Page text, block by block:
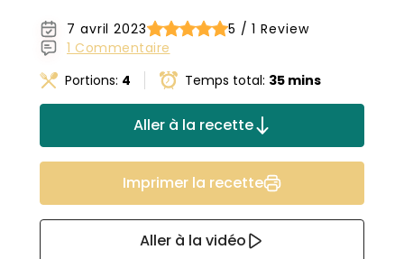
7 avril 2023
5 / 1 Review
1 Commentaire
Portions: 4 Temps total: 35 mins
Aller à la recette
Imprimer la recette
Aller à la vidéo